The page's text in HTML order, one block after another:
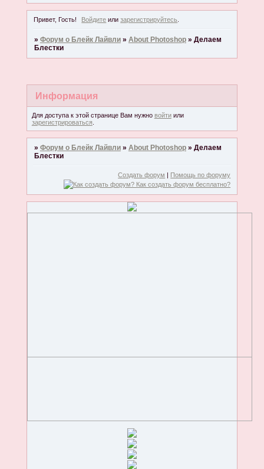
Привет, Гость! Войдите илизарегистрируйтесь
» Форум о Блейк Лайвли » About Photoshop » Делаем
Блестки
Информация
Для доступа к этой странице Вам нужно войтиили
зарегистрироваться.
» Форум о Блейк Лайвли » About Photoshop » Делаем
Блестки
Создать форум | Помощь по форуму